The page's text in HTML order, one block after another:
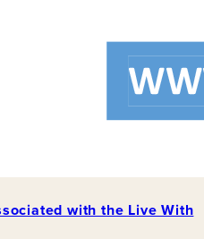
with the Live With